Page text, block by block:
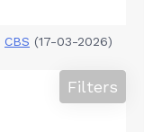
CBS (17-03-2026)
Filters